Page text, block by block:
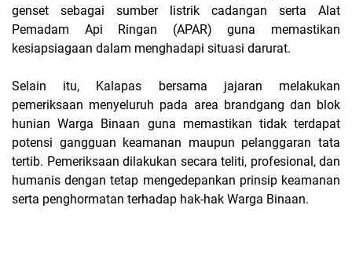
genset sebagai sumber listrik cadangan serta Alat
Pemadam Api Ringan (APAR) guna memastikan
kesiapsiagaan dalam menghadapi situasi darurat.
Selain itu, Kalapas bersama jajaran melakukan
pemeriksaan menyeluruh pada area brandgang dan blok
hunian Warga Binaan guna memastikan tidak terdapat
potensi gangguan keamanan maupun pelanggaran tata
tertib. Pemeriksaan dilakukan secara teliti, profesional, dan
humanis dengan tetap mengedepankan prinsip keamanan
serta penghormatan terhadap hak-hak Warga Binaan.